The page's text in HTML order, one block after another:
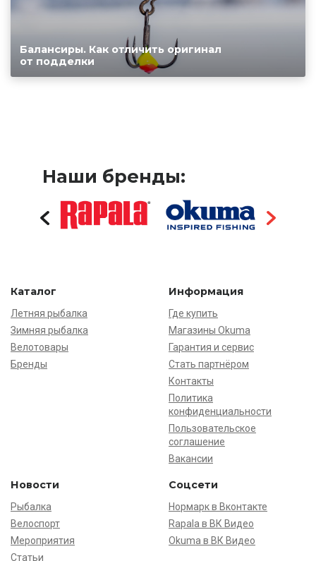
Балансиры. Как отличить оригинал
от подделки
Наши бренды:
Каталог
Летняя рыбалка
Зимняя рыбалка
Велотовары
Бренды
Информация
Где купить
Магазины Okuma
Гарантия и сервис
Стать партнёром
Контакты
Политика
конфиденциальности
Пользовательское
соглашение
Вакансии
Новости
Рыбалка
Велоспорт
Мероприятия
Статьи
Соцсети
Нормарк в Вконтакте
Rapala в ВК Видео
Okuma в ВК Видео